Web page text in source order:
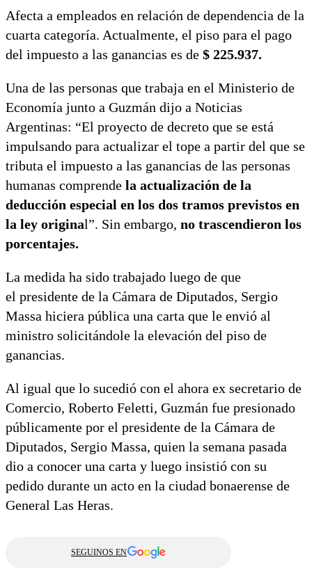
Afecta a empleados en relación de dependencia de la
cuarta categoría. Actualmente, el piso para el pago
del impuesto a las ganancias es de $ 225.937.
Una de las personas que trabaja en el Ministerio de
Economía junto a Guzmán dijo a Noticias
Argentinas: “El proyecto de decreto que se está
impulsando para actualizar el tope a partir del que se
tributa el impuesto a las ganancias de las personas
humanas comprende la actualización de la
deducción especial en los dos tramos previstos en
la ley original”. Sin embargo, no trascendieron los
porcentajes.
La medida ha sido trabajado luego de que
el presidente de la Cámara de Diputados, Sergio
Massa hiciera pública una carta que le envió al
ministro solicitándole la elevación del piso de
ganancias.
Al igual que lo sucedió con el ahora ex secretario de
Comercio, Roberto Feletti, Guzmán fue presionado
públicamente por el presidente de la Cámara de
Diputados, Sergio Massa, quien la semana pasada
dio a conocer una carta y luego insistió con su
pedido durante un acto en la ciudad bonaerense de
General Las Heras.
SEGUINOS EN